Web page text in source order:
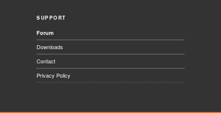
SUPPORT
Forum
Downloads
Contact
Privacy Policy